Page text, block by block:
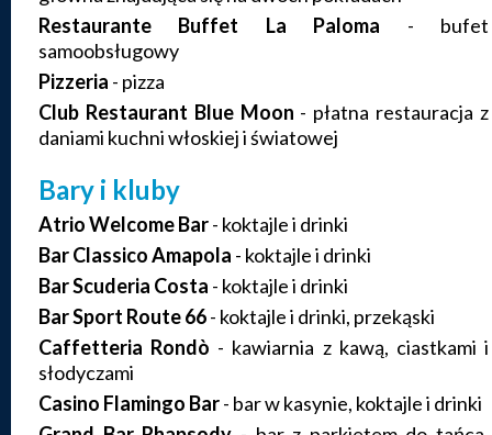
Restaurante Buffet
La Paloma - bufet
samoobsługowy
Pizzeria - pizza
Club Restaurant Blue Moon - płatna restauracja z
daniami kuchni włoskiej i światowej
Bary i kluby
Atrio Welcome Bar- koktajle i drinki
Bar Classico Amapola - koktajle i drinki
Bar Scuderia Costa - koktajle i drinki
Bar Sport Route 66- koktajle i drinki, przekąski
Caffetteria Rondò - kawiarnia z kawą, ciastkami i
słodyczami
Casino Flamingo Bar- bar w kasynie, koktajle i drinki